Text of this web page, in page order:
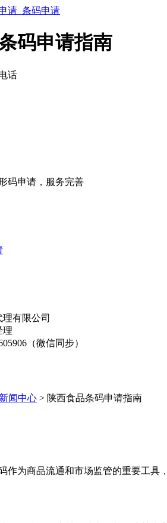
码申请指南
有限公司
理
（微信同步）
新闻中心 > 陕西食品条码申请指南
作为商品流通和市场监管的重要工具